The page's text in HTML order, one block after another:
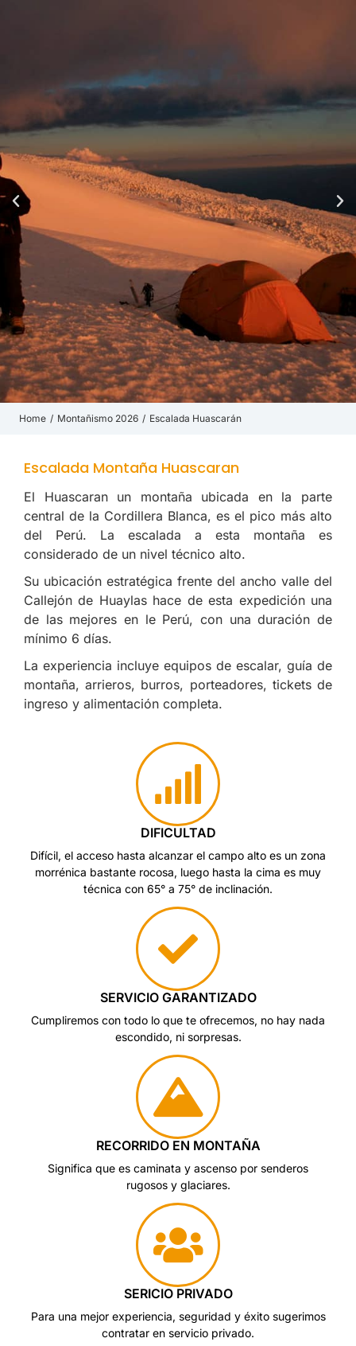
You are here:
Home Montañismo 2026 Escalada Huascarán
Escalada Montaña Huascaran
El Huascaran un montaña ubicada en la parte
central de la Cordillera Blanca, es el pico más alto
del Perú. La escalada a esta montaña es
considerado de un nivel técnico alto.
Su ubicación estratégica frente del ancho valle del
Callejón de Huaylas hace de esta expedición una
de las mejores en le Perú, con una duración de
mínimo 6 días.
La experiencia incluye equipos de escalar, guía de
montaña, arrieros, burros, porteadores, tickets de
ingreso y alimentación completa.
DIFICULTAD
Difícil, el acceso hasta alcanzar el campo alto es un zona
morrénica bastante rocosa, luego hasta la cima es muy
técnica con 65° a 75° de inclinación.
SERVICIO GARANTIZADO
Cumpliremos con todo lo que te ofrecemos, no hay nada
escondido, ni sorpresas.
RECORRIDO EN MONTAÑA
Significa que es caminata y ascenso por senderos
rugosos y glaciares.
SERICIO PRIVADO
Para una mejor experiencia, seguridad y éxito sugerimos
contratar en servicio privado.